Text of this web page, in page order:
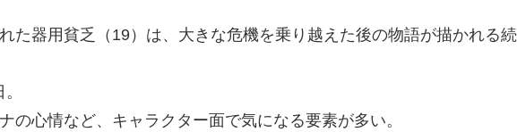
た器用貧乏（19）は、大きな危機を乗り越えた後の物語が描かれる続
の心情など、キャラクター面で気になる要素が多い。